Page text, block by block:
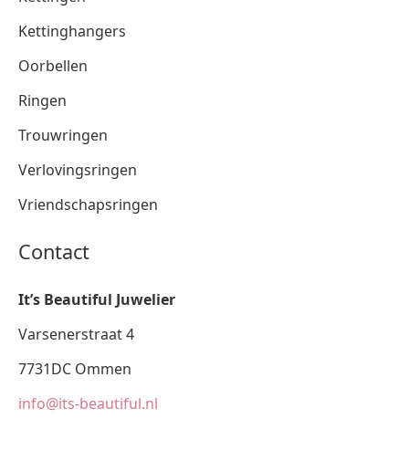
Kettinghangers
Oorbellen
Ringen
Trouwringen
Verlovingsringen
Vriendschapsringen
Contact
It’s Beautiful Juwelier
Varsenerstraat 4
7731DC Ommen
info@its-beautiful.nl